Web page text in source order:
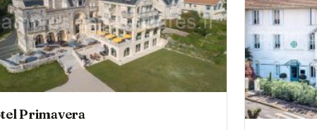
Primavera